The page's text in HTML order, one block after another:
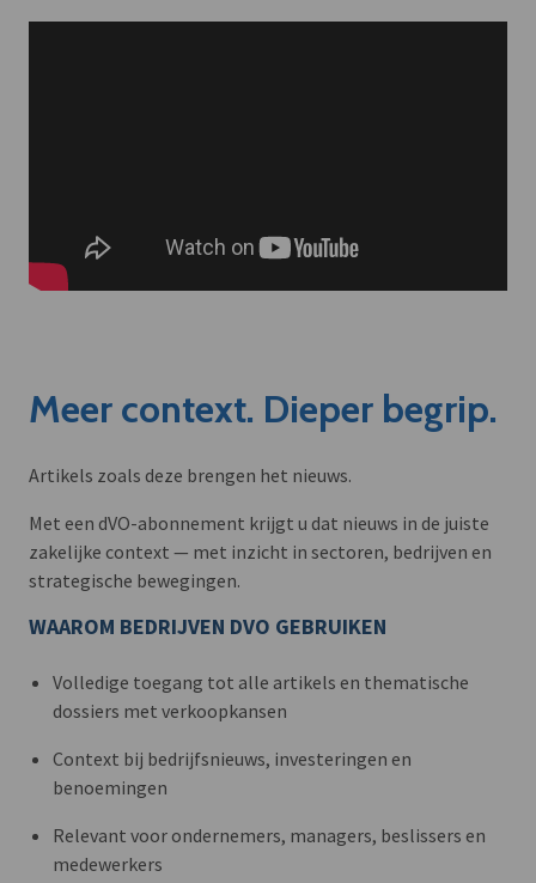
Meer context. Dieper begrip.
Artikels zoals deze brengen het nieuws.
Met een dVO-abonnement krijgt u dat nieuws in de juiste
zakelijke context — met inzicht in sectoren, bedrijven en
strategische bewegingen.
WAAROM BEDRIJVEN DVO GEBRUIKEN
Volledige toegang tot alle artikels en thematische
dossiers met verkoopkansen
Context bij bedrijfsnieuws, investeringen en
benoemingen
Relevant voor ondernemers, managers, beslissers en
medewerkers